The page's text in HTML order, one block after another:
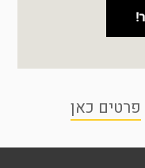
פרטים כאן